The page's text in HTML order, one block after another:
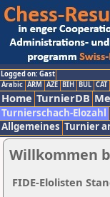
Logged on: Gast
Arabic ARM AZE BIH BUL CAT
Home TurnierDB
Turnierschach-Elozahl
Allgemeines Turnier
Willkommen
FIDE-Elolisten